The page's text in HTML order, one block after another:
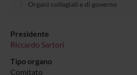
Organi collegiali e di governo
Presidente
Riccardo Sartori
Tipo organo
Comitato